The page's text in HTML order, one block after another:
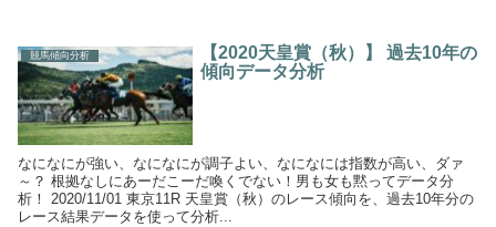
競馬傾向分析
【2020天皇賞（秋）】 過去10年の
傾向データ分析
なになにが強い、なになにが調子よい、なになには指数が高い、ダァ
～？ 根拠なしにあーだこーだ喚くでない！男も女も黙ってデータ分
析！ 2020/11/01 東京11R 天皇賞（秋）のレース傾向を、過去10年分の
レース結果データを使って分析...